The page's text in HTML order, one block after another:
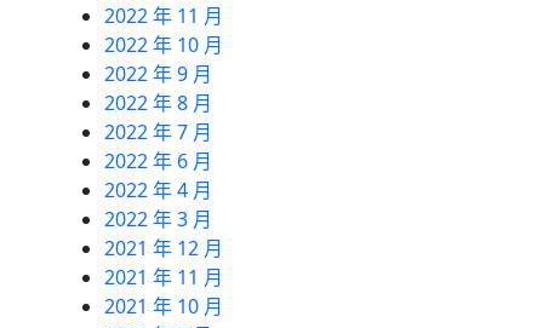
2022 年 11 月
2022 年 10 月
2022 年 9 月
2022 年 8 月
2022 年 7 月
2022 年 6 月
2022 年 4 月
2022 年 3 月
2021 年 12 月
2021 年 11 月
2021 年 10 月